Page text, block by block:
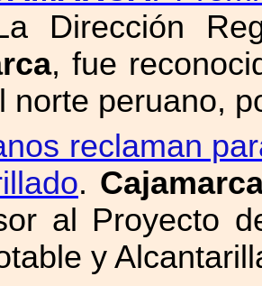
Dirección
, fue
norte peruano,
reclaman
.
al Proyecto
y